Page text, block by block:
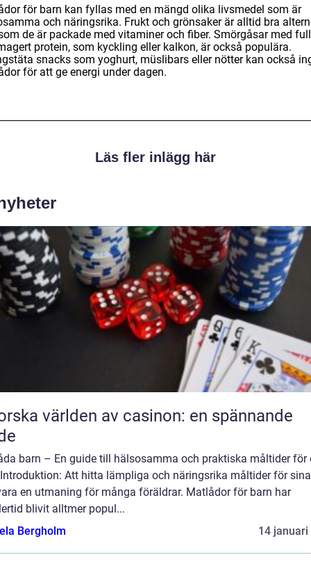
för barn kan fyllas med en mängd olika livsmedel som är
och näringsrika. Frukt och grönsaker är alltid bra
de är packade med vitaminer och fiber. Smörgåsar med
protein, som kyckling eller kalkon, är också populära.
snacks som yoghurt, müslibars eller nötter kan också
för att ge energi under dagen.
Läs fler inlägg här
världen av casinon: en spännande
barn – En guide till hälsosamma och praktiska måltider för
Att hitta lämpliga och näringsrika måltider för
en utmaning för många föräldrar. Matlådor för barn har
blivit alltmer popul...
Bergholm
14 januari